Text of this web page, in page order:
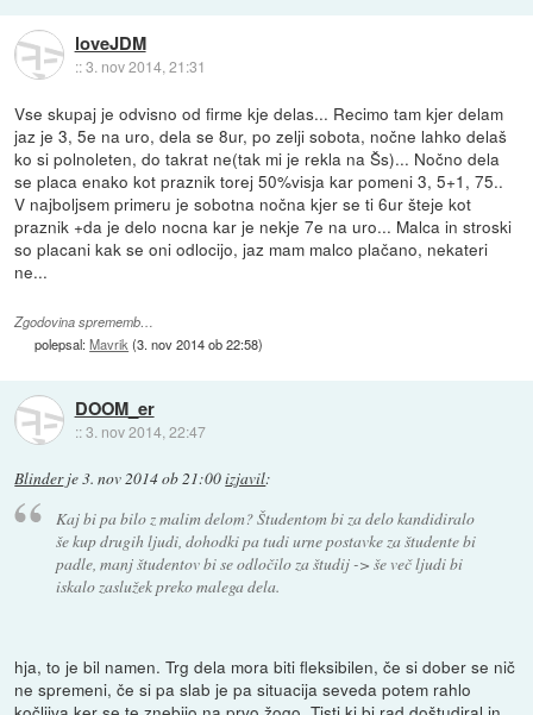
loveJDM
::3. nov 2014, 21:31
Vse skupaj je odvisno od firme kje delas... Recimo tam kjer delam
jaz je 3, 5e na uro, dela se 8ur, po zelji sobota, nočne lahko delaš
ko si polnoleten, do takrat ne(tak mi je rekla na Šs)... Nočno dela
se placa enako kot praznik torej 50%visja kar pomeni 3, 5+1, 75..
V najboljsem primeru je sobotna nočna kjer se ti 6ur šteje kot
praznik +da je delo nocna kar je nekje 7e na uro... Malca in stroski
so placani kak se oni odlocijo, jaz mam malco plačano, nekateri
ne...
Zgodovina sprememb…
polepsal:Mavrik (3. nov 2014 ob 22:58)
DOOM_er
::3. nov 2014, 22:47
Blinderje3. nov 2014 ob 21:00izjavil:
Kaj bi pa bilo z malim delom? Študentom bi za delo kandidiralo
še kup drugih ljudi, dohodki pa tudi urne postavke za študente bi
padle, manj študentov bi se odločilo za študij -> še več ljudi bi
iskalo zaslužek preko malega dela.
hja, to je bil namen. Trg dela mora biti fleksibilen, če si dober se nič
ne spremeni, če si pa slab je pa situacija seveda potem rahlo